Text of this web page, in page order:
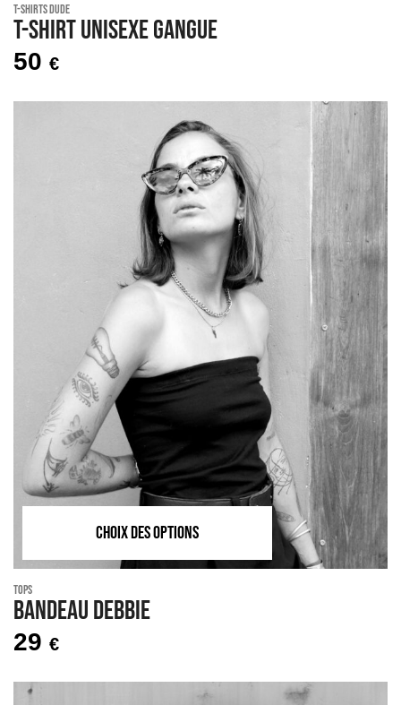
T-shirts Dude
T-shirt unisexe GANGUE
50 €
CHOIX DES OPTIONS
Tops
Bandeau DEBBIE
29 €